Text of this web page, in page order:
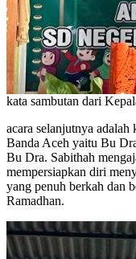
kata sambutan dari
acara selanjutnya
Banda Aceh yaitu Bu
Bu Dra. Sabithah
mempersiapkan diri
yang penuh berkah dan
Ramadhan.